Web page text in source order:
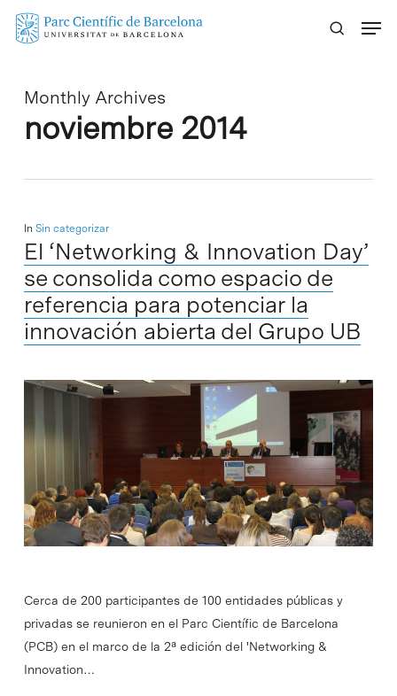
Skip
Monthly Archives
noviembre 2014
In Sin categorizar
El ‘Networking & Innovation Day’
se consolida como espacio de
referencia para potenciar la
innovación abierta del Grupo UB
Cerca de 200 participantes de 100 entidades públicas y
privadas se reunieron en el Parc Científic de Barcelona
(PCB) en el marco de la 2ª edición del 'Networking &
Innovation…